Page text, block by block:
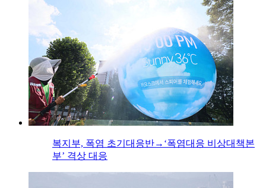
복지부, 폭염 초기대응반→‘폭염대응 비상대책본
부’ 격상 대응